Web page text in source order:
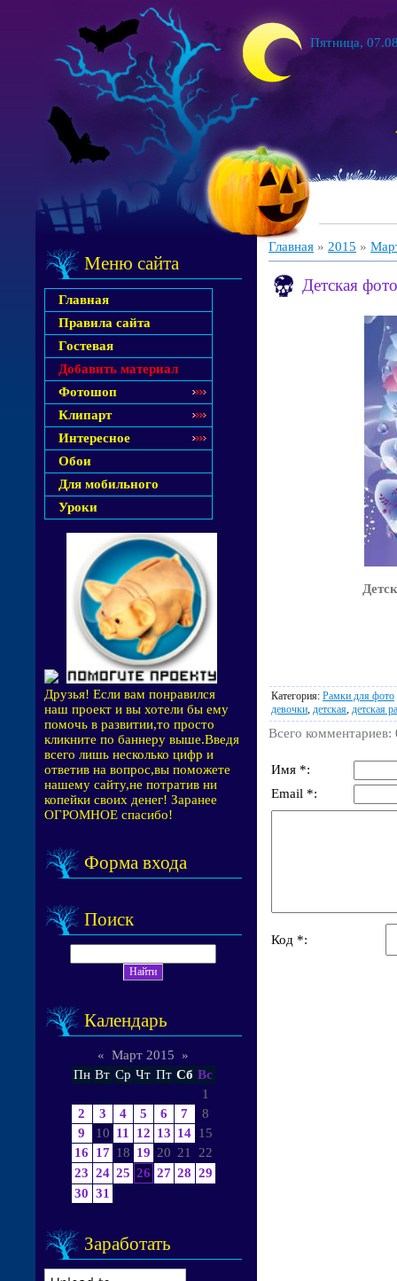
Пятница,
Меню сайта
Главная
Правила сайта
Гостевая
Добавить материал
Фотошоп
Клипарт
Интересное
Обои
Для мобильного
Уроки
Друзья! Если вам понравился
наш проект и вы хотели бы ему
помочь в развитии,то просто
кликните по баннеру выше.Введя
всего лишь несколько цифр и
ответив на вопрос,вы поможете
нашему сайту,не потратив ни
копейки своих денег! Заранее
ОГРОМНОЕ спасибо!
Форма входа
Поиск
Календарь
« Март 2015
»
Пн Вт Ср Чт Пт Сб Вс
1
2
3 4 5 6 7
8
9
10 11 12 13 14 15
16
17 18 19 20 21
22
23 24 25 26 27 28 29
30 31
Заработать
Главная » 2015 »
Детская
Категория: Рамки для фото
девочки детская детская
Всего комментариев:
Имя *:
Email *:
Код *: